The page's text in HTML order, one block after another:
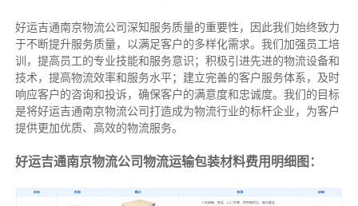
好运吉通南京物流公司深知服务质量的重要性，因此我们始终致力
于不断提升服务质量，以满足客户的多样化需求。我们加强员工培
训，提高员工的专业技能和服务意识；积极引进先进的物流设备和
技术，提高物流效率和服务水平；建立完善的客户服务体系，及时
响应客户的咨询和投诉，确保客户的满意度和忠诚度。我们的目标
是将好运吉通南京物流公司打造成为物流行业的标杆企业，为客户
提供更加优质、高效的物流服务。
好运吉通南京物流公司物流运输包装材料费用明细图：